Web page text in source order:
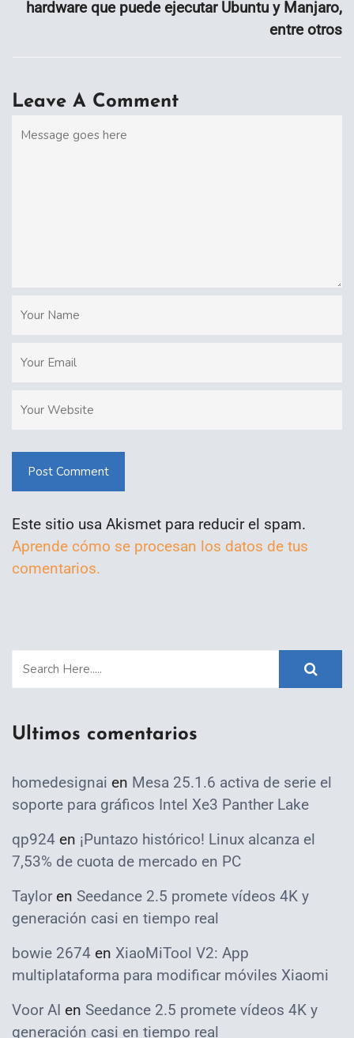
hardware que puede ejecutar Ubuntu y Manjaro,
entre otros
Leave A Comment
Post Comment
Este sitio usa Akismet para reducir el spam.
Aprende cómo se procesan los datos de tus
comentarios.
Ultimos comentarios
homedesignai en Mesa 25.1.6 activa de serie el
soporte para gráficos Intel Xe3 Panther Lake
qp924 en ¡Puntazo histórico! Linux alcanza el
7,53% de cuota de mercado en PC
Taylor en Seedance 2.5 promete vídeos 4K y
generación casi en tiempo real
bowie 2674 en XiaoMiTool V2: App
multiplataforma para modificar móviles Xiaomi
Voor AI en Seedance 2.5 promete vídeos 4K y
generación casi en tiempo real